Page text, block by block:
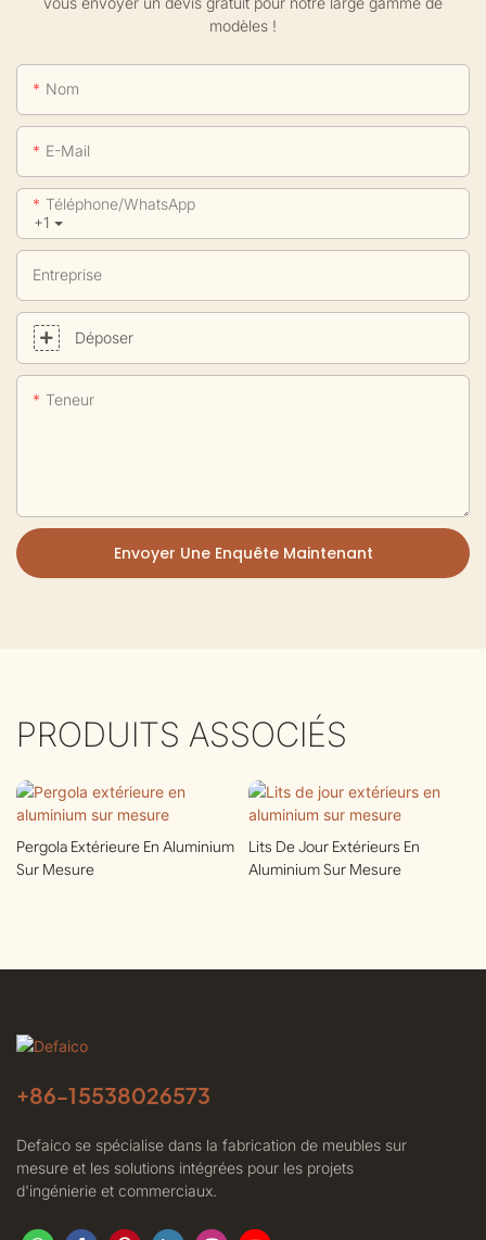
modèles !
Nom
E-Mail
+1
Téléphone/WhatsApp
Entreprise
Déposer
Teneur
Envoyer Une Enquête Maintenant
PRODUITS ASSOCIÉS
Pergola Extérieure En Aluminium
Sur Mesure
Lits De Jour Extérieurs En
Aluminium Sur Mesure
+86-15538026573
Defaico se spécialise dans la fabrication de meubles sur
mesure et les solutions intégrées pour les projets
d'ingénierie et commerciaux.